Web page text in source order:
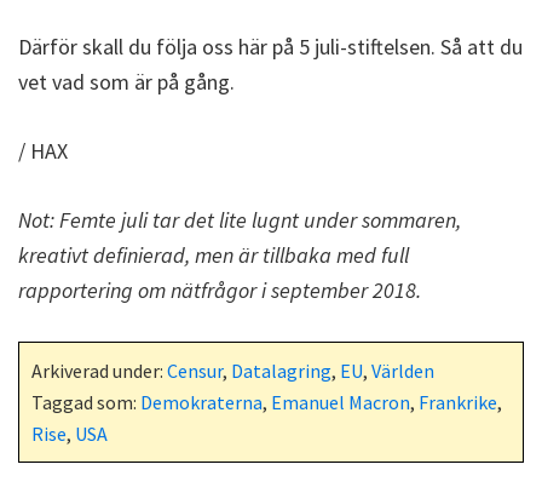
Därför skall du följa oss här på 5 juli-stiftelsen. Så att du
vet vad som är på gång.
/ HAX
Not: Femte juli tar det lite lugnt under sommaren,
kreativt definierad, men är tillbaka med full
rapportering om nätfrågor i september 2018.
Arkiverad under: Censur, Datalagring, EU, Världen
Taggad som: Demokraterna, Emanuel Macron, Frankrike,
Rise, USA